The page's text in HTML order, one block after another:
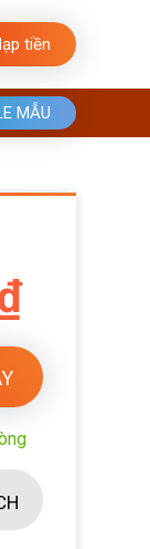
tiền
MẪU